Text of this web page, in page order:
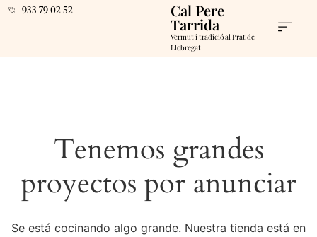
933 79 02 52 Cal Pere
Tarrida
Vermut i tradició al Prat de
Llobregat
Tenemos grandes
proyectos por anunciar
Se está cocinando algo grande. Nuestra tienda está en